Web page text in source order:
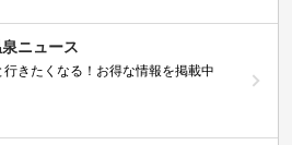
ニュース
行きたくなる！お得な情報を掲載中